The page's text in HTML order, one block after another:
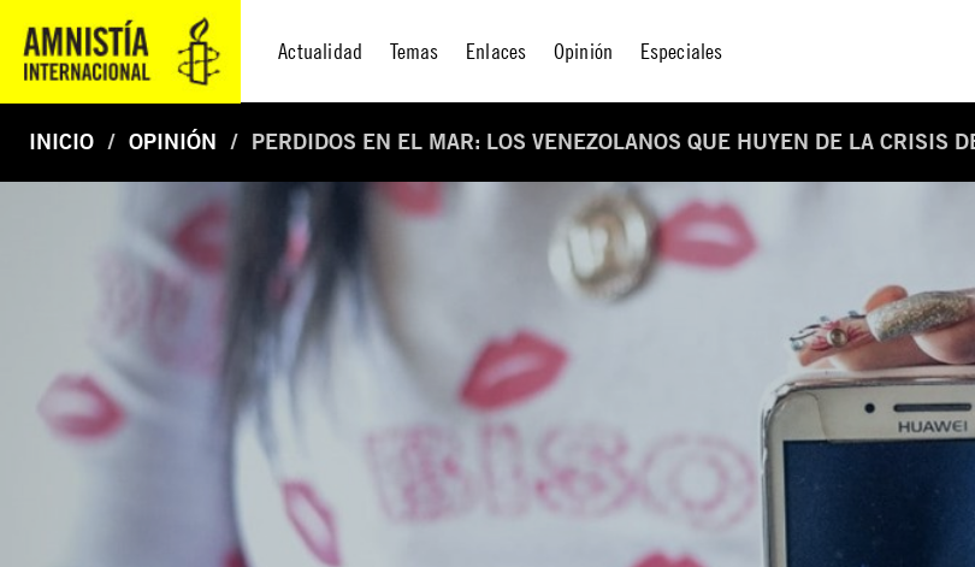
Actualidad Temas Enlaces Opinión Especiales
INICIO OPINIÓN PERDIDOS EN EL MAR: LOS VENEZOLANOS QUE HUYEN DE LA CRISIS